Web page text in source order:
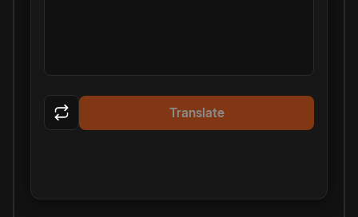
Translate